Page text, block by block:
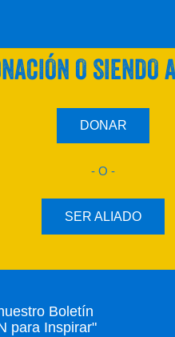
A NUESTRO
O SIENDO
DONAR
- O -
SER ALIADO
Boletín
para Inspirar"